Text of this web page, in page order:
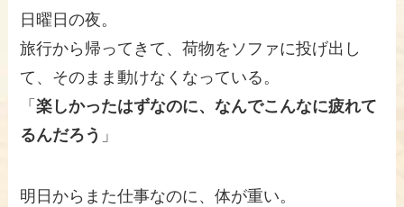
日曜日の夜。
旅行から帰ってきて、荷物をソファに投げ出し
て、そのまま動けなくなっている。
「楽しかったはずなのに、なんでこんなに疲れて
るんだろう 」
明日からまた仕事なのに、体が重い。